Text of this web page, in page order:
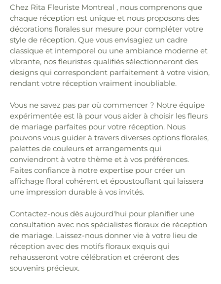
Chez Rita Fleuriste Montreal , nous comprenons que
chaque réception est unique et nous proposons des
décorations florales sur mesure pour compléter votre
style de réception. Que vous envisagiez un cadre
classique et intemporel ou une ambiance moderne et
vibrante, nos fleuristes qualifiés sélectionneront des
designs qui correspondent parfaitement à votre vision,
rendant votre réception vraiment inoubliable.
Vous ne savez pas par où commencer ? Notre équipe
expérimentée est là pour vous aider à choisir les fleurs
de mariage parfaites pour votre réception. Nous
pouvons vous guider à travers diverses options florales,
palettes de couleurs et arrangements qui
conviendront à votre thème et à vos préférences.
Faites confiance à notre expertise pour créer un
affichage floral cohérent et époustouflant qui laissera
une impression durable à vos invités.
Contactez-nous dès aujourd'hui pour planifier une
consultation avec nos spécialistes floraux de réception
de mariage. Laissez-nous donner vie à votre lieu de
réception avec des motifs floraux exquis qui
rehausseront votre célébration et créeront des
souvenirs précieux.